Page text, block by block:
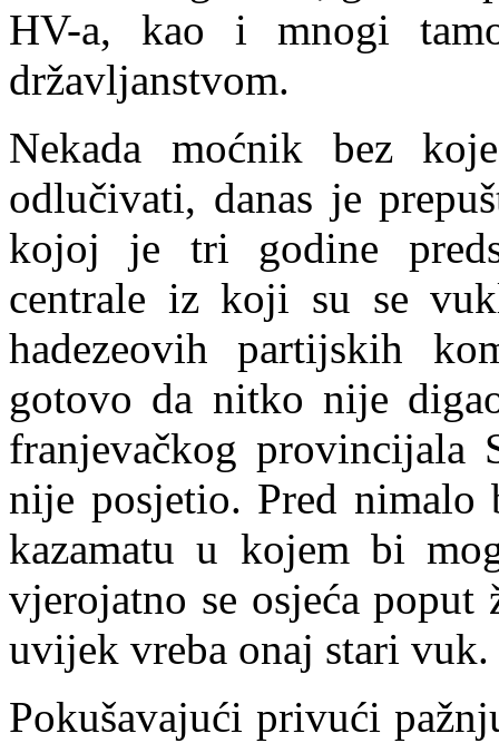
HV-a, kao i mnogi
državljanstvom.
Nekada moćnik bez
odlučivati, danas je
kojoj je tri godine
centrale iz koji su se
hadezeovih partijskih
gotovo da nitko nije
franjevačkog
nije posjetio. Pred nimalo
kazamatu u kojem bi
vjerojatno se osjeća
uvijek vreba onaj stari vuk.
Pokušavajući privući